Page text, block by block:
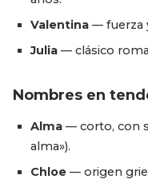
Valentina— fuerza
Julia— clásico
Nombres en
Alma— corto, con
alma»).
Chloe— origen